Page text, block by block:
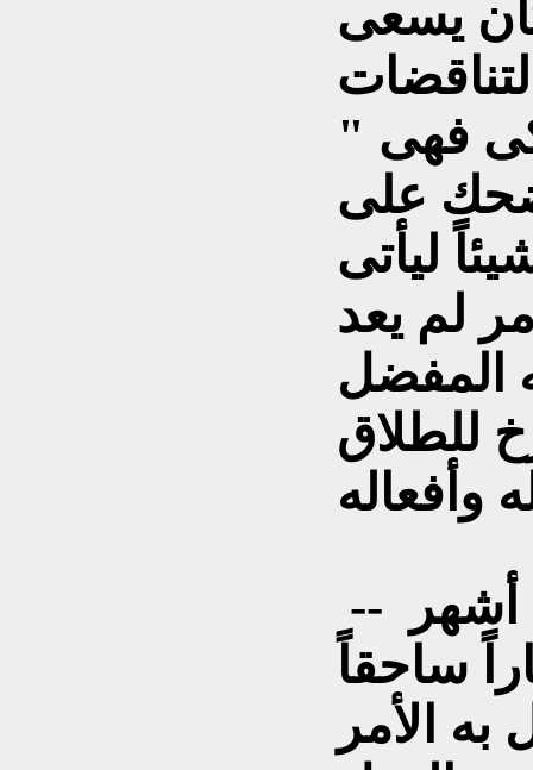
يسعى
فهى "
ضحك على
ليأتى
لم يعد
المفضل
للطلاق
-- صرح المالكى قبل عدة أشهر
ساحقاً
الأمر